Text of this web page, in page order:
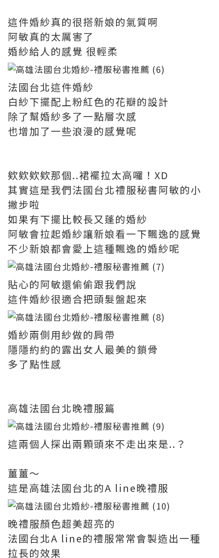
這件婚紗真的很搭新娘的氣質啊
阿敏真的太厲害了
婚紗給人的感覺 很輕柔
法國台北這件婚紗
白紗下擺配上粉紅色的花瓣的設計
除了幫婚紗多了一點層次感
也增加了一些浪漫的感覺呢
欸欸欸欸那個..裙襬拉太高囉！XD
其實這是我們法國台北禮服秘書阿敏的小
撇步啦
如果有下擺比較長又蓬的婚紗
阿敏會拉起婚紗讓新娘看一下飄逸的感覺
不少新娘都會愛上這種飄逸的婚紗呢
貼心的阿敏還偷偷跟我們說
這件婚紗很適合把頭髮盤起來
婚紗兩側用紗做的肩帶
隱隱約約的露出女人最美的鎖骨
多了點性感
高雄法國台北晚禮服篇
這兩個人探出兩顆頭來不走出來是..？
薑薑～
這是高雄法國台北的A line晚禮服
晚禮服顏色超美超亮的
法國台北A line的禮服常常會製造出一種
拉長的效果